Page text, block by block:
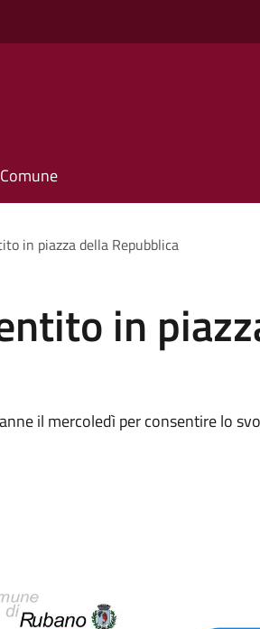
in piazza della Repubblica
in
il mercoledì per consentire lo